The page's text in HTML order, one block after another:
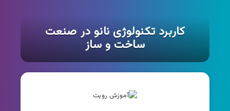
کاربرد تکنولوژی نانو در صنعت
ساخت و ساز